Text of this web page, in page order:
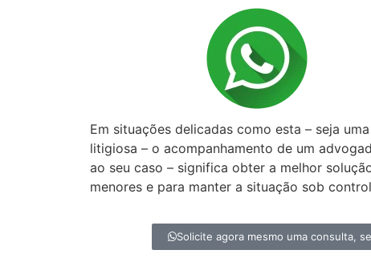
Precisa de um
especialista em
Em situações delicadas como esta – seja
litigiosa – o acompanhamento de um
ao seu caso – significa obter a melhor
menores e para manter a situação sob
Solicite agora mesmo uma consulta,